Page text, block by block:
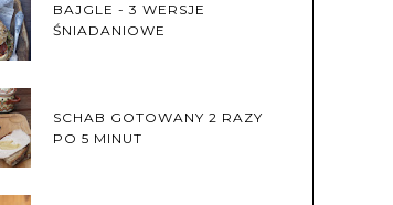
BAJGLE - 3 WERSJE
ŚNIADANIOWE
SCHAB GOTOWANY 2 RAZY
PO 5 MINUT